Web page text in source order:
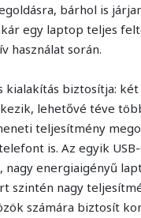
bárhol is
egy laptop teljes
használat során.
biztosítja:
lehetővé téve
teljesítmény
is. Az egyik
energiaigényű
szintén nagy
számára biztosít